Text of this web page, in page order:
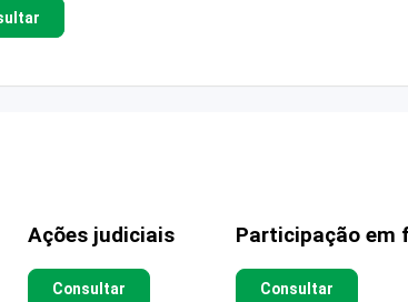
Ações judiciais
Consultar
Participação em
Consultar